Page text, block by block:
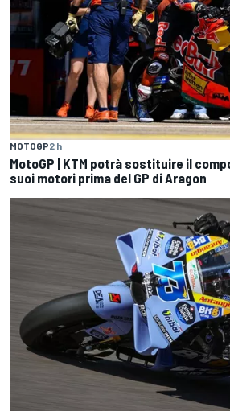
MOTOGP2 h
MotoGP | KTM potrà sostituire il
suoi motori prima del GP di Aragon